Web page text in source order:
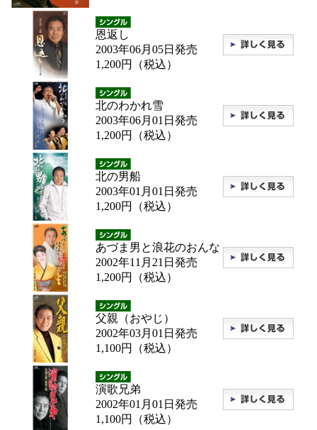
恩返し
2003年06月05日発売
1,200円（税込）
北のわかれ雪
2003年06月01日発売
1,200円（税込）
北の男船
2003年01月01日発売
1,200円（税込）
あづま男と浪花のおんな
2002年11月21日発売
1,200円（税込）
父親（おやじ）
2002年03月01日発売
1,100円（税込）
演歌兄弟
2002年01月01日発売
1,100円（税込）